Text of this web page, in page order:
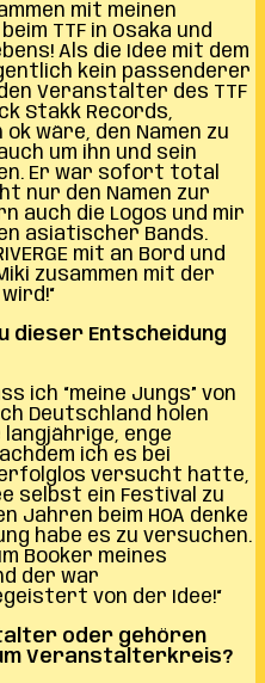
mit meinen
TTF in Osaka und
Als die Idee mit dem
kein passenderer
Veranstalter des TTF
Stakk Records,
wäre, den Namen zu
um ihn und sein
Er war sofort total
nur den Namen zur
auch die Logos und mir
asiatischer Bands.
mit an Bord und
zusammen mit der
dieser Entscheidung
ich “meine Jungs” von
Deutschland holen
enge
ich es bei
versucht hatte,
selbst ein Festival zu
Jahren beim HOA denke
habe es zu versuchen.
Booker meines
der war
von der Idee!“
oder gehören
Veranstalterkreis?